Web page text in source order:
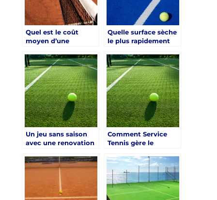
Quel est le coût
moyen d’une
de tennis pour les
complexes
touristiques à Saint-
Tropez ?
Quelle surface sèche
le plus rapidement
de court de tennis
dans les complexes
touristiques à Saint-
Tropez ?
Un jeu sans saison
avec une renovation
tropez couverte par
Service Tennis
Comment Service
Tennis gère le
renovation court de
tennis Saint-Tropez ?